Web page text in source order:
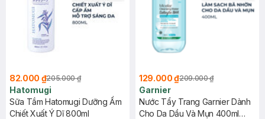
82.000 ₫205.000 ₫
Hatomugi
Sữa Tắm Hatomugi Dưỡng Ẩm
Chiết Xuất Ý Dĩ 800ml
129.000 ₫209.000 ₫
Garnier
Nước Tẩy Trang Garnier Dành
Cho Da Dầu Và Mụn 400ml